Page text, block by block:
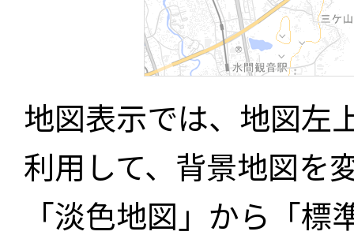
地図表示では、地図左
利用して、背景地図を
「淡色地図」から「